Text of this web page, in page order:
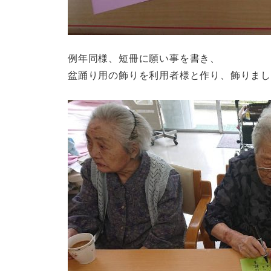
例年同様、短冊に願い事を書き、
盆踊り用の飾りを利用者様と作り、飾りま